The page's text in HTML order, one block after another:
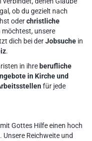
ob du gezielt nach
oderchristliche
möchtest, unsere
dich bei derJobsuche in
.
in ihre berufliche
in Kirche und
für jede
Gottes Hilfe einen hoch
Reichweite und